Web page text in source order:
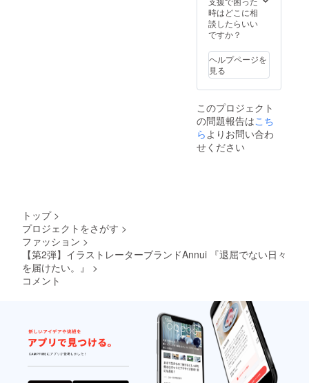
55cm、
裄丈
49cm
ズ：身
丈
78cm、
身幅
裄丈
53cm
時はどこに相
談したらいい
ですか？
ヘルプページを
見る
このプロジェクト
の問題報告はこち
らよりお問い合わ
せください
トップ >
プロジェクトをさがす >
ファッション >
【第2弾】イラストレーターブランドAnnui 『退屈でない日々
を届けたい。』
>
コメント